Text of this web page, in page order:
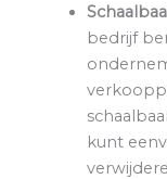
bedrijf
kunt